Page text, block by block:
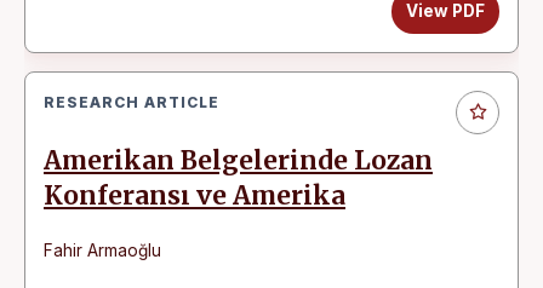
View PDF
RESEARCH ARTICLE
Amerikan Belgelerinde Lozan
Konferansı ve Amerika
Fahir Armaoğlu